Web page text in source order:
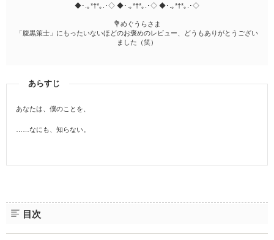
◆･.｡*†*｡.･◇ ◆･.｡*†*｡.･◇ ◆･.｡*†*｡.･◇
💐めぐうらさま
「腹黒策士」にもったいないほどのお褒めのレビュー、どうもありがとうござい
ました（笑）
あらすじ
あなたは、僕のことを、
……なにも、知らない。
目次